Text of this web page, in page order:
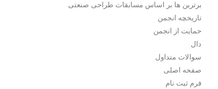
برترین ها بر اساس مسابقات طراحی صنعتی
تاریخچه انجمن
حمایت از انجمن
دال
سوالات متداول
صفحه اصلی
فرم ثبت نام